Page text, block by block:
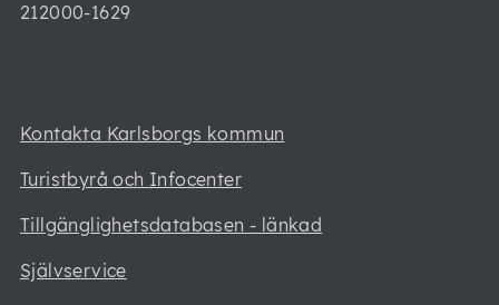
212000-1629
Kontakta Karlsborgs kommun
Turistbyrå och Infocenter
Tillgänglighetsdatabasen - länkad
Självservice